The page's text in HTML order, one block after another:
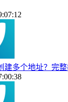
建多个地址？完